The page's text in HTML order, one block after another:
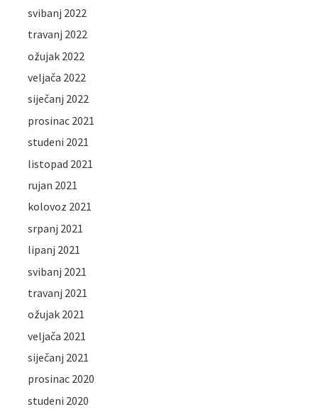
svibanj 2022
travanj 2022
ožujak 2022
veljača 2022
siječanj 2022
prosinac 2021
studeni 2021
listopad 2021
rujan 2021
kolovoz 2021
srpanj 2021
lipanj 2021
svibanj 2021
travanj 2021
ožujak 2021
veljača 2021
siječanj 2021
prosinac 2020
studeni 2020